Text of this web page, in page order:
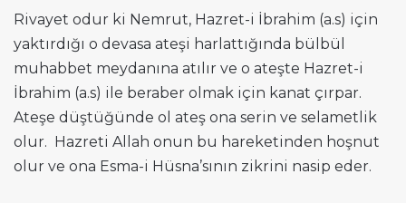
Rivayet odur ki Nemrut, Hazret-i İbrahim (a.s) için
yaktırdığı o devasa ateşi harlattığında bülbül
muhabbet meydanına atılır ve o ateşte Hazret-i
İbrahim (a.s) ile beraber olmak için kanat çırpar.
Ateşe düştüğünde ol ateş ona serin ve selametlik
olur. Hazreti Allah onun bu hareketinden hoşnut
olur ve ona Esma-i Hüsna’sının zikrini nasip eder.